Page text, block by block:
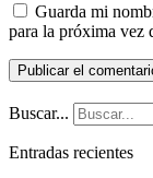
Guarda mi
para la próxima vez
Buscar...
Entradas recientes